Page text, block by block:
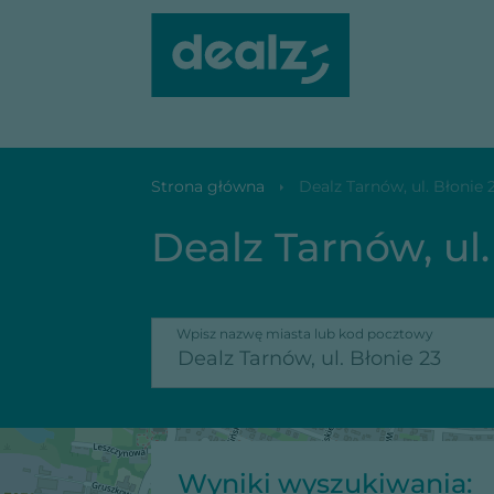
Dealz Tarnów, ul. Błonie 23
Strona główna Dealz Tarnów, ul. Błonie
Dealz Tarnów,
Wpisz nazwę miasta lub kod pocztowy
Wyniki wyszukiwania: